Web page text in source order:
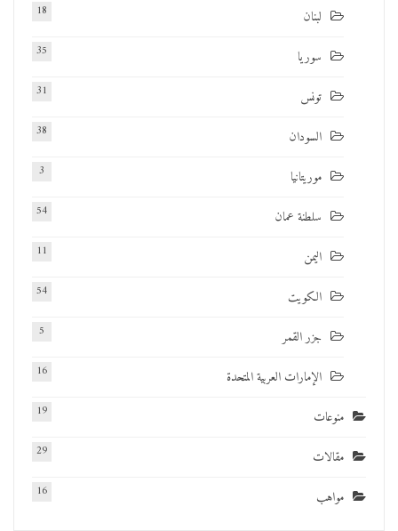
لبنان 18
سوريا 35
تونس 31
السودان 38
موريتانيا 3
سلطنة عمان 54
اليمن 11
الكويت 54
جزر القمر 5
الإمارات العربية المتحدة 16
منوعات 19
مقالات 29
مواهب 16